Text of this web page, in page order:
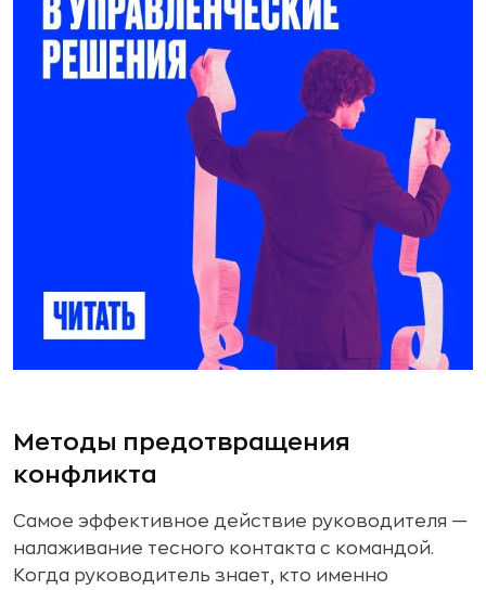
Методы предотвращения
конфликта
Самое эффективное действие руководителя —
налаживание тесного контакта с командой.
Когда руководитель знает, кто именно